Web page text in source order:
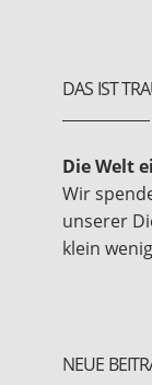
DAS IST
Die Welt
Wir
unserer
klein
NEUE